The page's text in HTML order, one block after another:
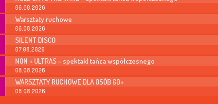
06.08.2026
Warsztaty ruchowe
06.08.2026
SILENT DISCO
07.08.2026
NON + ULTRAS – spektakl tańca współczesnego
08.08.2026
WARSZTATY RUCHOWE DLA OSÓB 60+
08.08.2026